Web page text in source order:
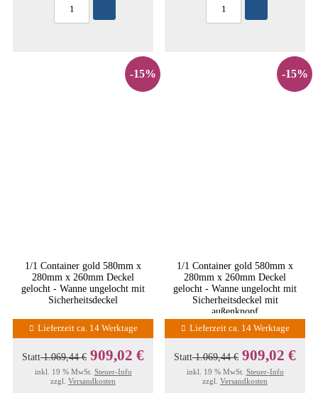
-15%
1/1 Container gold 580mm x
280mm x 260mm Deckel
gelocht - Wanne ungelocht mit
Sicherheitsdeckel
Lieferzeit ca. 14 Werktage
Statt1.069,44 € 909,02 €
inkl. 19 % MwSt. Steuer-Info
zzgl. Versandkosten
-15%
1/1 Container gold 580mm x
280mm x 260mm Deckel
gelocht - Wanne ungelocht mit
Sicherheitsdeckel mit
außenknopf
Lieferzeit ca. 14 Werktage
Statt1.069,44 € 909,02 €
inkl. 19 % MwSt. Steuer-Info
zzgl. Versandkosten